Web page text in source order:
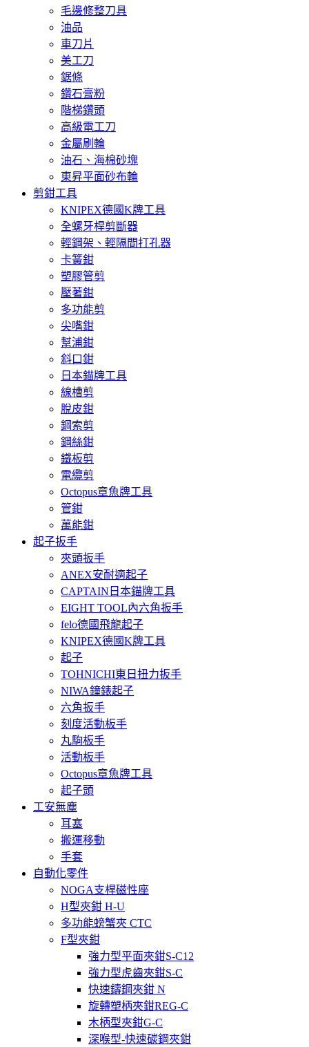
毛邊修整刀具
油品
車刀片
美工刀
鋸條
鑽石膏粉
階梯鑽頭
高級電工刀
金屬刷輪
油石、海棉砂塊
東昇平面砂布輪
剪鉗工具
KNIPEX德國K牌工具
全螺牙桿剪斷器
輕鋼架、輕隔間打孔器
卡簧鉗
塑膠管剪
壓著鉗
多功能剪
尖嘴鉗
幫浦鉗
斜口鉗
日本錨牌工具
線槽剪
脫皮鉗
鋼索剪
鋼絲鉗
鐵板剪
電纜剪
Octopus章魚牌工具
管鉗
萬能鉗
起子扳手
夾頭扳手
ANEX安耐適起子
CAPTAIN日本錨牌工具
EIGHT TOOL內六角扳手
felo德國飛龍起子
KNIPEX德國K牌工具
起子
TOHNICHI東日扭力扳手
NIWA鐘錶起子
六角扳手
刻度活動板手
丸駒板手
活動板手
Octopus章魚牌工具
起子頭
工安無塵
耳塞
搬運移動
手套
自動化零件
NOGA支桿磁性座
H型夾鉗 H-U
多功能螃蟹夾 CTC
F型夾鉗
強力型平面夾鉗S-C12
強力型虎齒夾鉗S-C
快速鑄鋼夾鉗 N
旋轉塑柄夾鉗REG-C
木柄型夾鉗G-C
深喉型-快速碳鋼夾鉗